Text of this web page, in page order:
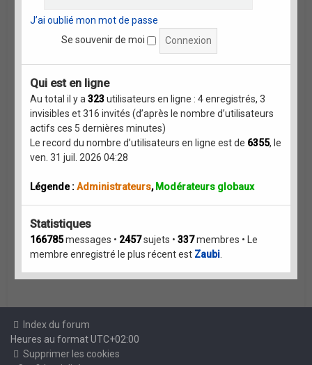
J’ai oublié mon mot de passe
Se souvenir de moi
Qui est en ligne
Au total il y a323utilisateurs en ligne : 4 enregistrés, 3
invisibles et 316 invités (d’après le nombre d’utilisateurs
actifs ces 5 dernières minutes)
Le record du nombre d’utilisateurs en ligne est de 6355, le
ven. 31 juil. 2026 04:28
Légende :Administrateurs, Modérateurs globaux
Statistiques
166785messages • 2457sujets •337membres • Le
membre enregistré le plus récent est Zaubi
Index du forum
Heures au formatUTC+02:00
Supprimer les cookies